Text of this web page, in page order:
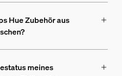
Hue Zubehör aus
meines